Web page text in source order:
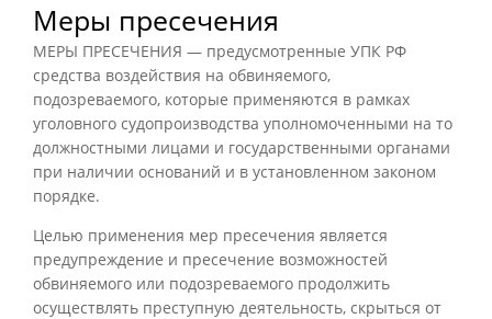
Меры пресечения
МЕРЫ ПРЕСЕЧЕНИЯ — предусмотренные УПК РФ
средства воздействия на обвиняемого,
подозреваемого, которые применяются в рамках
уголовного судопроизводства уполномоченными на то
должностными лицами и государственными органами
при наличии оснований и в установленном законом
порядке.
Целью применения мер пресечения является
предупреждение и пресечение возможностей
обвиняемого или подозреваемого продолжить
осуществлять преступную деятельность, скрыться от